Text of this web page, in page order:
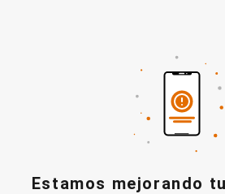
Estamos mejorando